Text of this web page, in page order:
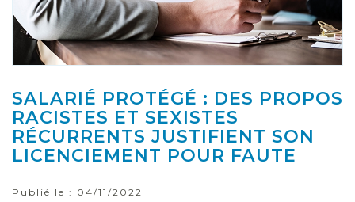
SALARIÉ PROTÉGÉ : DES PROPOS
RACISTES ET SEXISTES
RÉCURRENTS JUSTIFIENT SON
LICENCIEMENT POUR FAUTE
Publié le : 04/11/2022